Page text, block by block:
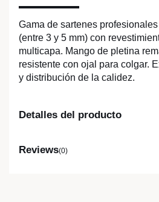
Gama de sartenes
(entre 3 y 5 mm) con
multicapa. Mango de pletina
resistente con ojal para colgar.
y distribución de la calidez.
Detalles del producto
Reviews(0)